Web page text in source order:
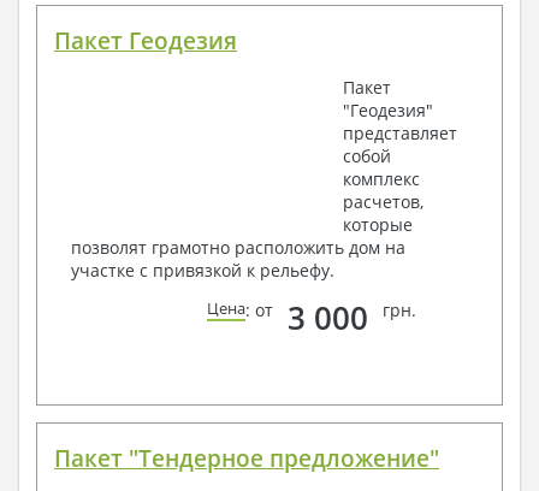
Пакет Геодезия
Пакет
"Геодезия"
представляет
собой
комплекс
расчетов,
которые
позволят грамотно расположить дом на
участке с привязкой к рельефу.
Цена: от 3 000 грн.
Пакет "Тендерное предложение"